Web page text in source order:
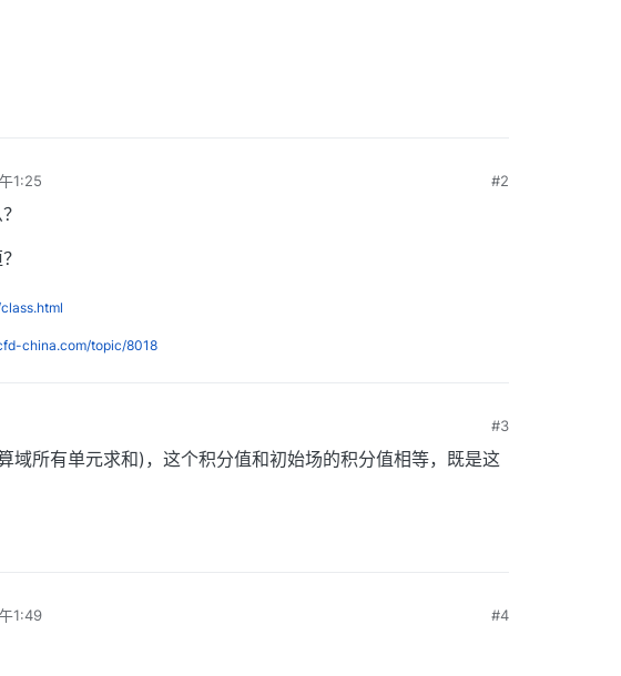
1:25 #2
china.com/topic/8018
#3
域所有单元求和)，这个积分值和初始场的积分值相等，既是这
1:49 #4